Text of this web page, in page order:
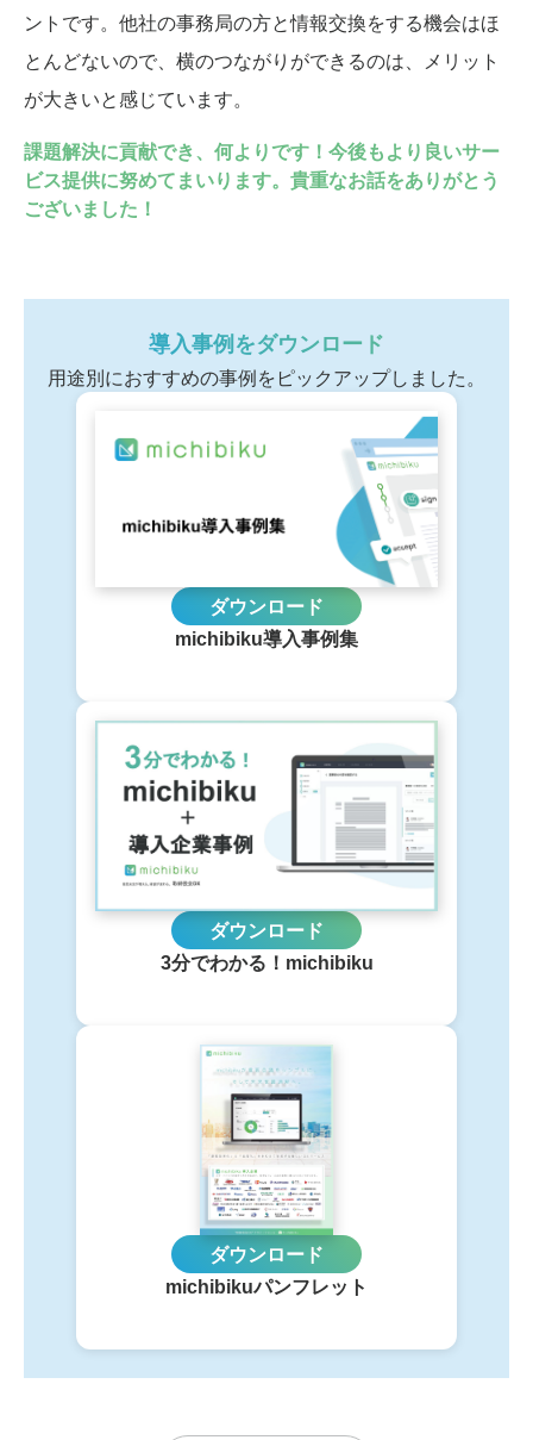
ントです。他社の事務局の方と情報交換をする機会はほ
とんどないので、横のつながりができるのは、メリット
が大きいと感じています。
課題解決に貢献でき、何よりです！今後もより良いサー
ビス提供に努めてまいります。貴重なお話をありがとう
ございました！
導入事例をダウンロード
用途別におすすめの事例をピックアップしました。
ダウンロード
michibiku導入事例集
ダウンロード
3分でわかる！michibiku
ダウンロード
michibikuパンフレット